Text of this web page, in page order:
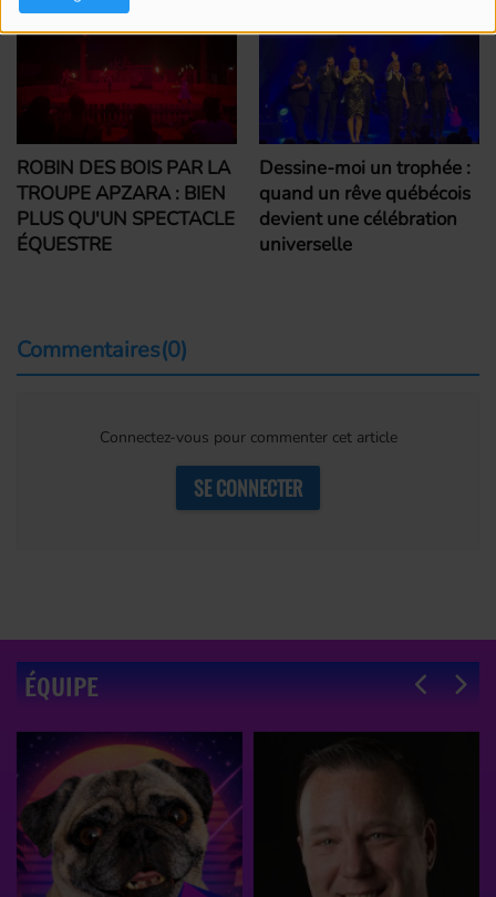
ROBIN DES BOIS PAR LA
TROUPE APZARA : BIEN
PLUS QU'UN SPECTACLE
ÉQUESTRE
Dessine-moi un trophée :
quand un rêve québécois
devient une célébration
universelle
Commentaires(0)
Connectez-vous pour commenter cet article
SE CONNECTER
ÉQUIPE